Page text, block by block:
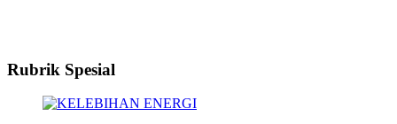
Rubrik Spesial